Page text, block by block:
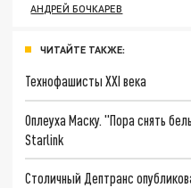
АНДРЕЙ БОЧКАРЕВ
ЧИТАЙТЕ ТАКЖЕ:
Технофашисты XXI века
Оплеуха Маску. "Пора снять
Starlink
Столичный Дептранс